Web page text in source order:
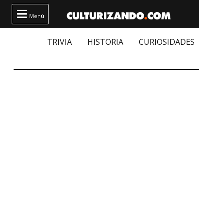
 Menú
TRIVIA HISTORIA CURIOSIDADES